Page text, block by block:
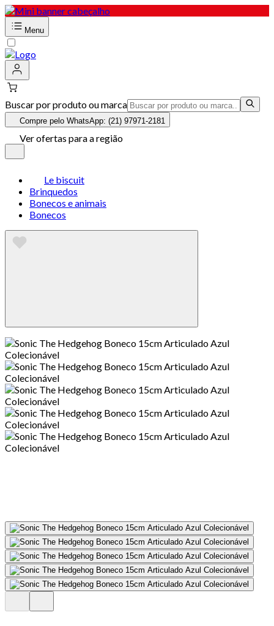
Menu
Buscar por produto ou marca
Compre pelo WhatsApp: (21) 97971-2181
Ver ofertas para a região
Le biscuit
Brinquedos
Bonecos e animais
Bonecos